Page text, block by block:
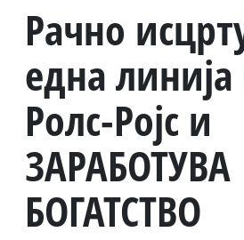
Рачно
една линија
Ролс-Ројс и
ЗАРАБОТУВА
БОГАТСТВО